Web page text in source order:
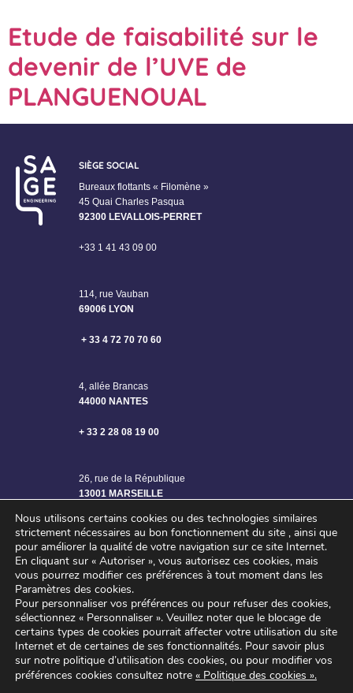
Etude de faisabilité sur le
devenir de l’UVE de
PLANGUENOUAL
SIÈGE SOCIAL
Bureaux flottants « Filomène »
45 Quai Charles Pasqua
92300 LEVALLOIS-PERRET
+33 1 41 43 09 00
114, rue Vauban
69006 LYON
+ 33 4 72 70 70 60
4, allée Brancas
44000 NANTES
+ 33 2 28 08 19 00
26, rue de la République
13001 MARSEILLE
©2024 SAGE ENGINEERING – Tous droits réservés
Mentions légales–Politique de confidentialité
Nous utilisons certains cookies ou des technologies similaires
strictement nécessaires au bon fonctionnement du site , ainsi que
pour améliorer la qualité de votre navigation sur ce site Internet.
En cliquant sur « Autoriser », vous autorisez ces cookies, mais
vous pourrez modifier ces préférences à tout moment dans les
Paramètres des cookies.
Pour personnaliser vos préférences ou pour refuser des cookies,
sélectionnez « Personnaliser ». Veuillez noter que le blocage de
certains types de cookies pourrait affecter votre utilisation du site
Internet et de certaines de ses fonctionnalités. Pour savoir plus
sur notre politique d’utilisation des cookies, ou pour modifier vos
préférences cookies consultez notre « Politique des cookies ».